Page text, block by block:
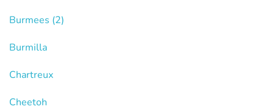
Burmees (2)
Burmilla
Chartreux
Cheetoh